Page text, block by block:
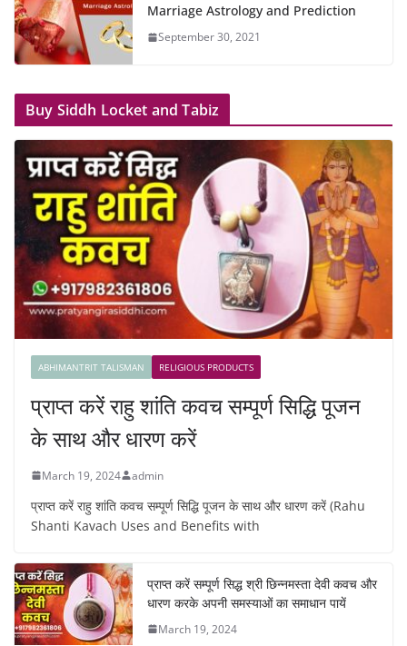
Marriage Astrology and Prediction
September 30, 2021
Buy Siddh Locket and Tabiz
ABHIMANTRIT TALISMAN RELIGIOUS PRODUCTS
प्राप्त करें राहु शांति कवच सम्पूर्ण सिद्धि पूजन
के साथ और धारण करें
March 19, 2024 admin
प्राप्त करें राहु शांति कवच सम्पूर्ण सिद्धि पूजन के साथ और धारण करें (Rahu
Shanti Kavach Uses and Benefits with
प्राप्त करें सम्पूर्ण सिद्ध श्री छिन्नमस्ता देवी कवच और
धारण करके अपनी समस्याओं का समाधान पायें
March 19, 2024